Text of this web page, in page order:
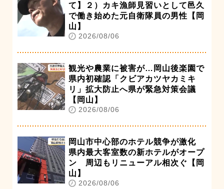
て】２）カキ漁師見習いとして邑久
で働き始めた元自衛隊員の男性【岡
山】
2026/08/06
観光や農業に被害が…岡山後楽園で
県内初確認「クビアカツヤカミキ
リ」拡大防止へ県が緊急対策会議
【岡山】
2026/08/06
岡山市中心部のホテル競争が激化
県内最大客室数の新ホテルがオープ
ン 周辺もリニューアル相次ぐ【岡
山】
2026/08/06